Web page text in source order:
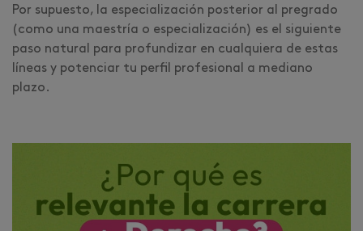
Por supuesto, la especialización posterior al pregrado
(como una maestría o especialización) es el siguiente
paso natural para profundizar en cualquiera de estas
líneas y potenciar tu perfil profesional a mediano
plazo.